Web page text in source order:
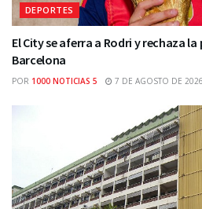
DEPORTES
El City se aferra a Rodri y rechaza
Barcelona
POR 1000 NOTICIAS 5 7 DE AGOSTO DE 2026